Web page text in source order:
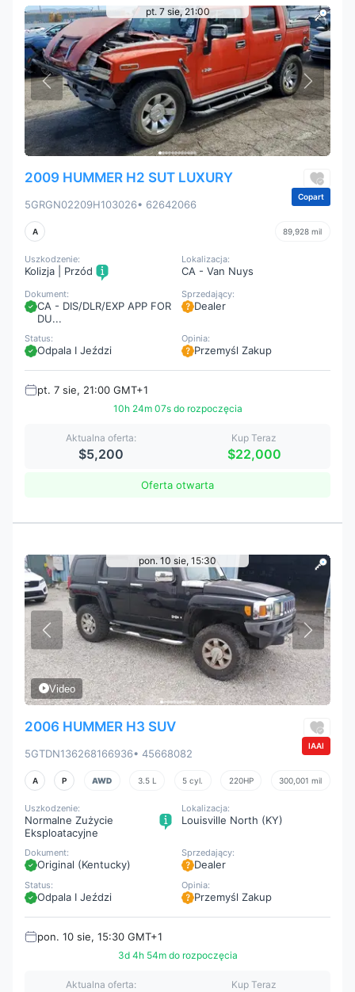
pt. 7 sie, 21:00
2009 HUMMER H2 SUT LUXURY
5GRGN02209H103026• 62642066
Copart
A 89,928 mil
Uszkodzenie:
Kolizja | Przód
Sprzedający:
Dealer
Dokument:
CA - DIS/DLR/EXP APP FOR
DU...
Lokalizacja:
CA - Van Nuys
Status:
Odpala I Jeździ
Opinia:
Przemyśl Zakup
pt. 7 sie, 21:00 GMT+1
10h 24m 05s do rozpoczęcia
Aktualna oferta:
$5,200
Kup Teraz
$22,000
Oferta otwarta
pon. 10 sie, 15:30
Video
2006 HUMMER H3 SUV
5GTDN136268166936• 45668082
IAAI
A P AWD 3.5 L 5 cyl. 220HP 300,001 mil
Uszkodzenie:
Normalne Zużycie
Eksploatacyjne
Sprzedający:
Dealer
Dokument:
Original (Kentucky)
Lokalizacja:
Louisville North (KY)
Status:
Odpala I Jeździ
Opinia:
Przemyśl Zakup
pon. 10 sie, 15:30 GMT+1
3d 4h 54m do rozpoczęcia
Aktualna oferta: Kup Teraz